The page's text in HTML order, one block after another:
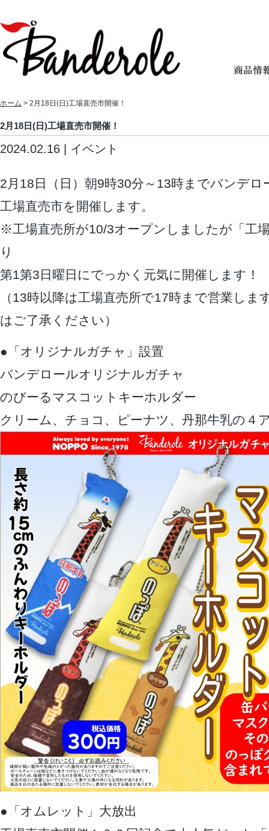
ホーム > 2月18日(日)工場直売市開催！
2月18日(日)工場直売市開催！
2024.02.16 | イベント
2月18日（日）朝9時30分～13時までバンデロ
工場直売市を開催します。
※工場直売所が10/3オープンしましたが「工
り
第1第3日曜日にでっかく元気に開催します！
（13時以降は工場直売所で17時まで営業しま
はご了承ください）
●「オリジナルガチャ」設置
バンデロールオリジナルガチャ
のびーるマスコットキーホルダー
クリーム、チョコ、ピーナツ、丹那牛乳の４
●「オムレット」大放出